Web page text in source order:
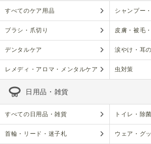
すべてのケア用品 シャンプー
ブラシ・爪切り 皮膚・被毛
デンタルケア 涙やけ・耳
レメディ・アロマ・メンタルケア 虫対策
日用品・雑貨
すべての日用品・雑貨 トイレ・除
首輪・リード・迷子札 ウェア・グ